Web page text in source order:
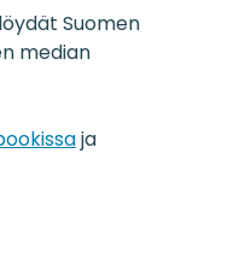
Suomen
median
ja